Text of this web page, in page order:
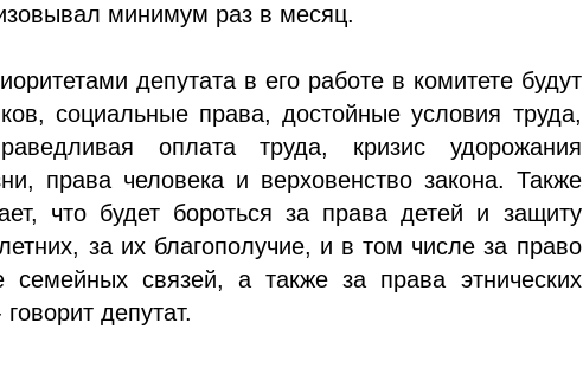
минимум раз в месяц.
депутата в его работе в комитете будут
социальные права, достойные условия труда,
оплата труда, кризис удорожания
права человека и верховенство закона. Также
что будет бороться за права детей и защиту
за их благополучие, и в том числе за право
семейных связей, а также за права этнических
депутат.